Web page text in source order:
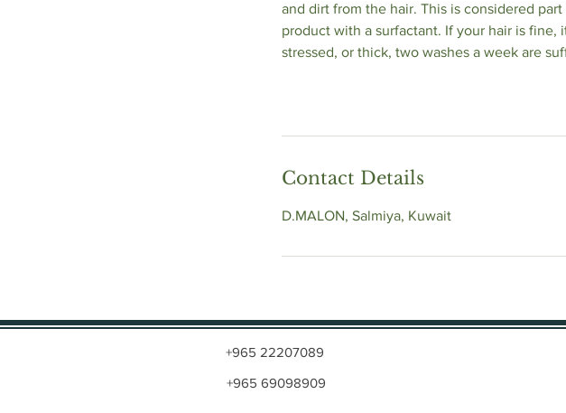
and dirt from the hair. This is considered
product with a surfactant. If your hair is fine,
stressed, or thick, two washes a week are
Contact Details
D.MALON, Salmiya, Kuwait
+965 22207089
+965 69098909